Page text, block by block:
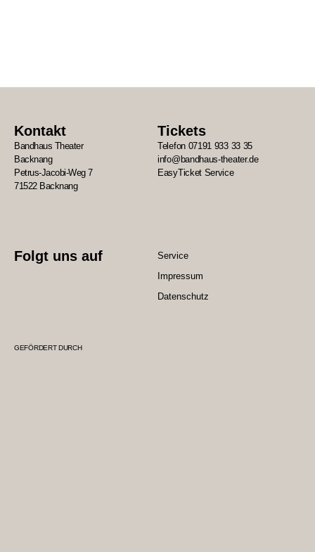
Kontakt
Bandhaus Theater
Backnang
Petrus-Jacobi-Weg 7
71522 Backnang
Tickets
Telefon 07191 933 33 35
info@bandhaus-theater.de
EasyTicket Service
Folgt uns auf
Service
Impressum
Datenschutz
GEFÖRDERT DURCH